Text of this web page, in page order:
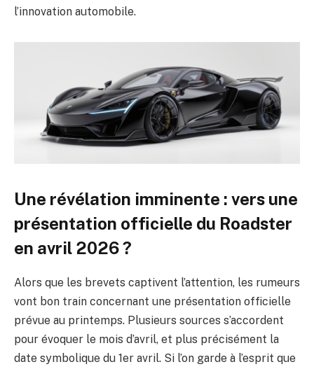
l’innovation automobile.
Une révélation imminente : vers une
présentation officielle du Roadster
en avril 2026 ?
Alors que les brevets captivent l’attention, les rumeurs
vont bon train concernant une présentation officielle
prévue au printemps. Plusieurs sources s’accordent
pour évoquer le mois d’avril, et plus précisément la
date symbolique du 1er avril. Si l’on garde à l’esprit que